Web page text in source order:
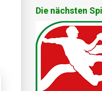
Die nächsten